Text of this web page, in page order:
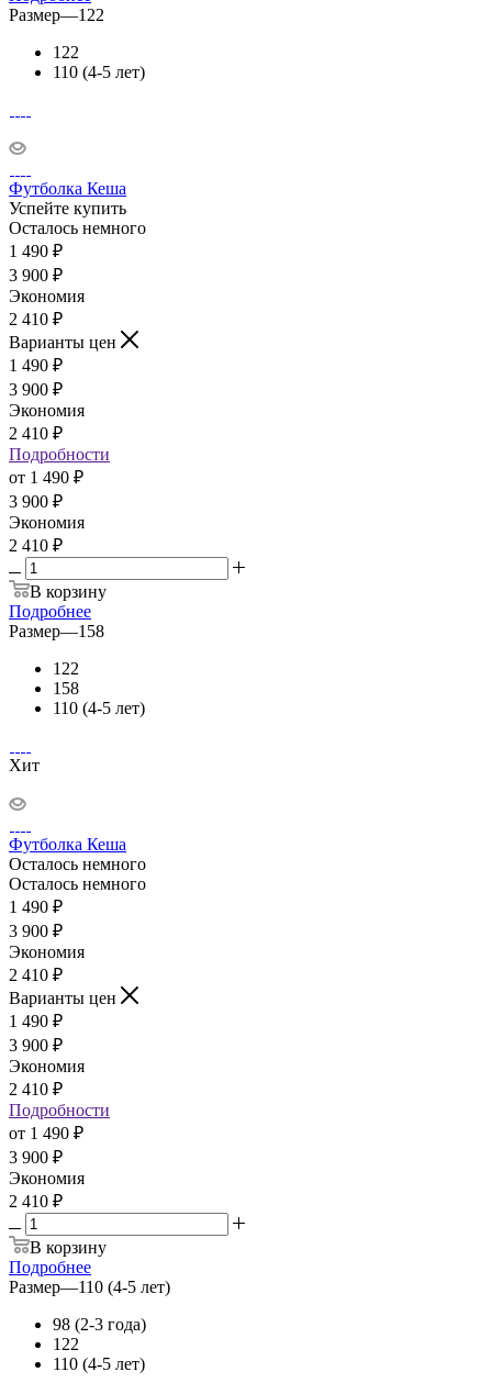
Размер—122
122
110 (4-5 лет)
Футболка Кеша
Успейте купить
Осталось немного
1 490 ₽
3 900 ₽
Экономия
2 410 ₽
Варианты цен
1 490 ₽
3 900 ₽
Экономия
2 410 ₽
Подробности
от 1 490 ₽
3 900 ₽
Экономия
2 410 ₽
В корзину
Подробнее
Размер—158
122
158
110 (4-5 лет)
Хит
Футболка Кеша
Осталось немного
Осталось немного
1 490 ₽
3 900 ₽
Экономия
2 410 ₽
Варианты цен
1 490 ₽
3 900 ₽
Экономия
2 410 ₽
Подробности
от 1 490 ₽
3 900 ₽
Экономия
2 410 ₽
В корзину
Подробнее
Размер—110 (4-5 лет)
98 (2-3 года)
122
110 (4-5 лет)